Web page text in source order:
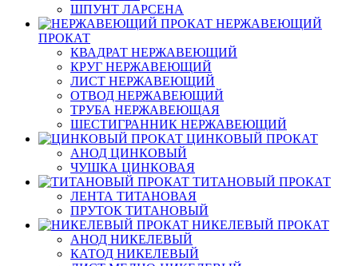
ШПУНТ ЛАРСЕНА
НЕРЖАВЕЮЩИЙ
ПРОКАТ
КВАДРАТ НЕРЖАВЕЮЩИЙ
КРУГ НЕРЖАВЕЮЩИЙ
ЛИСТ НЕРЖАВЕЮЩИЙ
ОТВОД НЕРЖАВЕЮЩИЙ
ТРУБА НЕРЖАВЕЮЩАЯ
ШЕСТИГРАННИК НЕРЖАВЕЮЩИЙ
ЦИНКОВЫЙ ПРОКАТ
АНОД ЦИНКОВЫЙ
ЧУШКА ЦИНКОВАЯ
ТИТАНОВЫЙ ПРОКАТ
ЛЕНТА ТИТАНОВАЯ
ПРУТОК ТИТАНОВЫЙ
НИКЕЛЕВЫЙ ПРОКАТ
АНОД НИКЕЛЕВЫЙ
КАТОД НИКЕЛЕВЫЙ